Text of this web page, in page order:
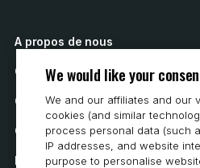
A propos de nous
Contactez nous
Comment acheter
Carrières
Exigences du système
We would like your
We and our affiliates and our
cookies (and similar
process personal data (such
IP addresses, and website
purpose to personalise